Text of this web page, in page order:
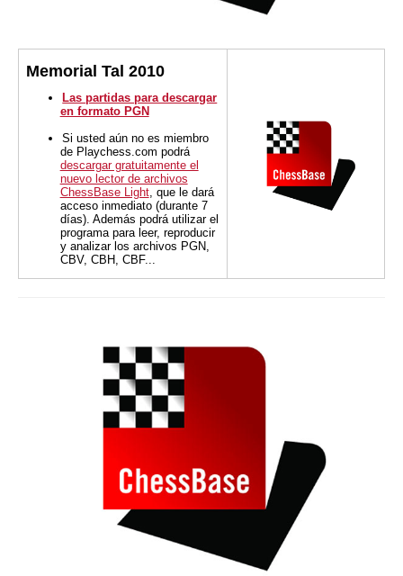
Memorial Tal 2010
Las partidas para descargar
en formato PGN
Si usted aún no es miembro
de Playchess.com podrá
descargar gratuitamente el
nuevo lector de archivos
ChessBase Light, que le dará
acceso inmediato (durante 7
días). Además podrá utilizar el
programa para leer, reproducir
y analizar los archivos PGN,
CBV, CBH, CBF...